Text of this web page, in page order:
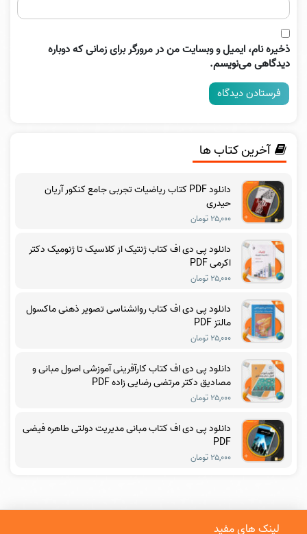
ذخیره نام، ایمیل و وبسایت من در مرورگر برای زمانی که دوباره
دیدگاهی می‌نویسم.
آخرین کتاب ها
دانلود PDF کتاب ریاضیات تجربی جامع کنکور آریان
حیدری
۲۵,۰۰۰ تومان
دانلود پی دی اف کتاب ژنتیک از کلاسیک تا ژنومیک دکتر
اکرمی PDF
۲۵,۰۰۰ تومان
دانلود پی دی اف کتاب روانشناسی تصویر ذهنی ماکسول
مالتز PDF
۲۵,۰۰۰ تومان
دانلود پی دی اف کتاب کارآفرینی آموزشی اصول مبانی و
مصادیق دکتر مرتضی رضایی زاده PDF
۲۵,۰۰۰ تومان
دانلود پی دی اف کتاب مبانی مدیریت دولتی طاهره فیضی
PDF
۲۵,۰۰۰ تومان
لینک های مفید